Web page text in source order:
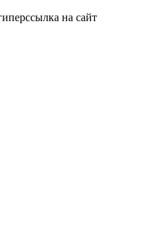
на сайт